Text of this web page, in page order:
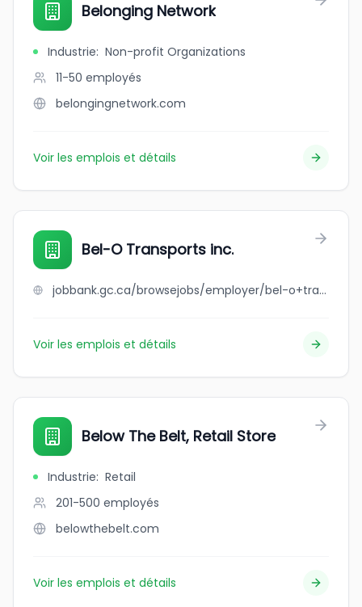
Belonging Network
Industrie: Non-profit Organizations
11-50 employés
belongingnetwork.com
Voir les emplois et détails
Bel-O Transports inc.
jobbank.gc.ca/browsejobs/employer/bel-o+transports+inc./ca
Voir les emplois et détails
Below The Belt, Retail Store
Industrie: Retail
201-500 employés
belowthebelt.com
Voir les emplois et détails